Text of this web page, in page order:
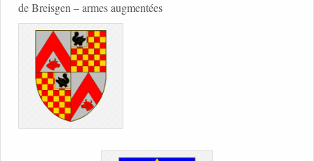
de Breisgen – armes augmentées